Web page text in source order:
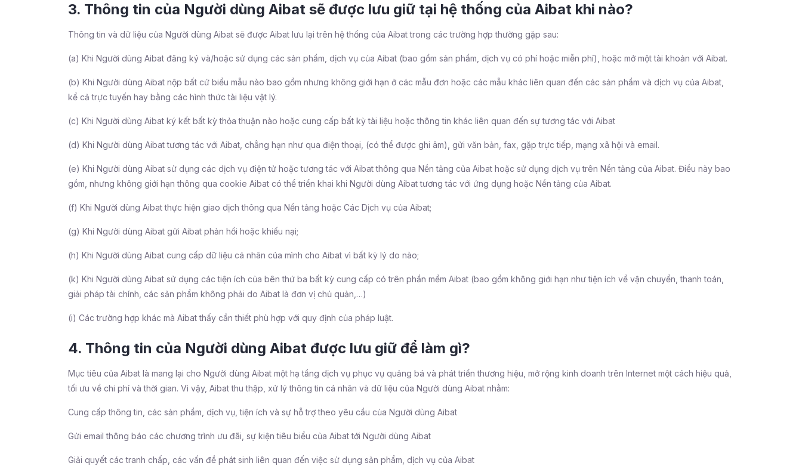
3. Thông tin của Người dùng Aibat sẽ được lưu giữ tại hệ thống của Aibat khi nào?
Thông tin và dữ liệu của Người dùng Aibat sẽ được Aibat lưu lại trên hệ thống của Aibat trong các trường hợp thường gặp sau:
(a) Khi Người dùng Aibat đăng ký và/hoặc sử dụng các sản phẩm, dịch vụ của Aibat (bao gồm sản phẩm, dịch vụ có phí hoặc miễn phí), hoặc mở một tài khoản với Aibat.
(b) Khi Người dùng Aibat nộp bất cứ biểu mẫu nào bao gồm nhưng không giới hạn ở các mẫu đơn hoặc các mẫu khác liên quan đến các sản phẩm và dịch vụ của Aibat,
kể cả trực tuyến hay bằng các hình thức tài liệu vật lý.
(c) Khi Người dùng Aibat ký kết bất kỳ thỏa thuận nào hoặc cung cấp bất kỳ tài liệu hoặc thông tin khác liên quan đến sự tương tác với Aibat
(d) Khi Người dùng Aibat tương tác với Aibat, chẳng hạn như qua điện thoại, (có thể được ghi âm), gửi văn bản, fax, gặp trực tiếp, mạng xã hội và email.
(e) Khi Người dùng Aibat sử dụng các dịch vụ điện tử hoặc tương tác với Aibat thông qua Nền tảng của Aibat hoặc sử dụng dịch vụ trên Nền tảng của Aibat. Điều này bao
gồm, nhưng không giới hạn thông qua cookie Aibat có thể triển khai khi Người dùng Aibat tương tác với ứng dụng hoặc Nền tảng của Aibat.
(f) Khi Người dùng Aibat thực hiện giao dịch thông qua Nền tảng hoặc Các Dịch vụ của Aibat;
(g) Khi Người dùng Aibat gửi Aibat phản hồi hoặc khiếu nại;
(h) Khi Người dùng Aibat cung cấp dữ liệu cá nhân của mình cho Aibat vì bất kỳ lý do nào;
(k) Khi Người dùng Aibat sử dụng các tiện ích của bên thứ ba bất kỳ cung cấp có trên phần mềm Aibat (bao gồm không giới hạn như tiện ích về vận chuyển, thanh toán,
giải pháp tài chính, các sản phẩm không phải do Aibat là đơn vị chủ quản,…)
(i) Các trường hợp khác mà Aibat thấy cần thiết phù hợp với quy định của pháp luật.
4. Thông tin của Người dùng Aibat được lưu giữ để làm gì?
Mục tiêu của Aibat là mang lại cho Người dùng Aibat một hạ tầng dịch vụ phục vụ quảng bá và phát triển thương hiệu, mở rộng kinh doanh trên Internet một cách hiệu quả,
tối ưu về chi phí và thời gian. Vì vậy, Aibat thu thập, xử lý thông tin cá nhân và dữ liệu của Người dùng Aibat nhằm:
Cung cấp thông tin, các sản phẩm, dịch vụ, tiện ích và sự hỗ trợ theo yêu cầu của Người dùng Aibat
Gửi email thông báo các chương trình ưu đãi, sự kiện tiêu biểu của Aibat tới Người dùng Aibat
Giải quyết các tranh chấp, các vấn đề phát sinh liên quan đến việc sử dụng sản phẩm, dịch vụ của Aibat